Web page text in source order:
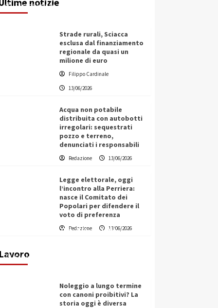
Filippo Cardinale
Strade rurali, Sciacca
esclusa dal finanziamento
regionale da quasi un
milione di euro
Filippo Cardinale
13/06/2026
Acqua non potabile
distribuita con autobotti
irregolari: sequestrati
pozzo e terreno,
denunciati i responsabili
Redazione 13/06/2026
Legge elettorale, oggi
l’incontro alla Perriera:
nasce il Comitato dei
Popolari per difendere il
voto di preferenza
Redazione 13/06/2026
Lavoro
Vino in Italia: il giro d’affari
contribuisce all’1,1% del PIL
Filippo Cardinale
Noleggio a lungo termine
con canoni proibitivi? La
storia oggi è diversa